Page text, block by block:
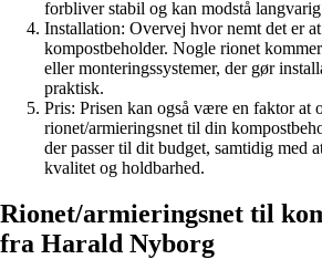
forbliver stabil og kan modstå
Installation: Overvej hvor nemt det er
kompostbeholder. Nogle rionet
eller monteringssystemer, der gør
praktisk.
Pris: Prisen kan også være en faktor at
rionet/armieringsnet til din
der passer til dit budget, samtidig med
kvalitet og holdbarhed.
Rionet/armieringsnet til
fra Harald Nyborg